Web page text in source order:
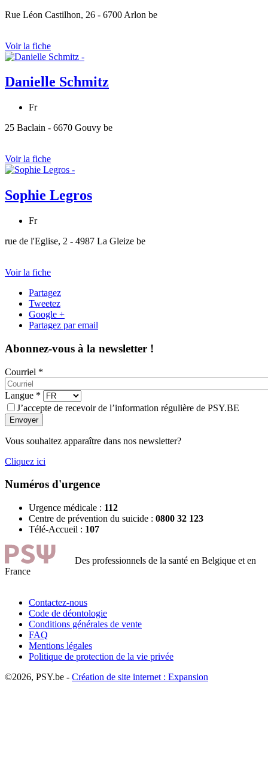
Rue Léon Castilhon, 26 - 6700 Arlon be
Voir la fiche
Danielle Schmitz
Fr
25 Baclain - 6670 Gouvy be
Voir la fiche
Sophie Legros
Fr
rue de l'Eglise, 2 - 4987 La Gleize be
Voir la fiche
Partagez
Tweetez
Google +
Partagez par email
Abonnez-vous à la newsletter !
Courriel *
Langue *
J’accepte de recevoir de l’information régulière de PSY.BE
Envoyer
Vous souhaitez apparaître dans nos newsletter?
Cliquez ici
Numéros d'urgence
Urgence médicale : 112
Centre de prévention du suicide : 0800 32 123
Télé-Accueil : 107
Des professionnels de la santé en Belgique et en
France
Contactez-nous
Code de déontologie
Conditions générales de vente
FAQ
Mentions légales
Politique de protection de la vie privée
©2026, PSY.be - Création de site internet : Expansion